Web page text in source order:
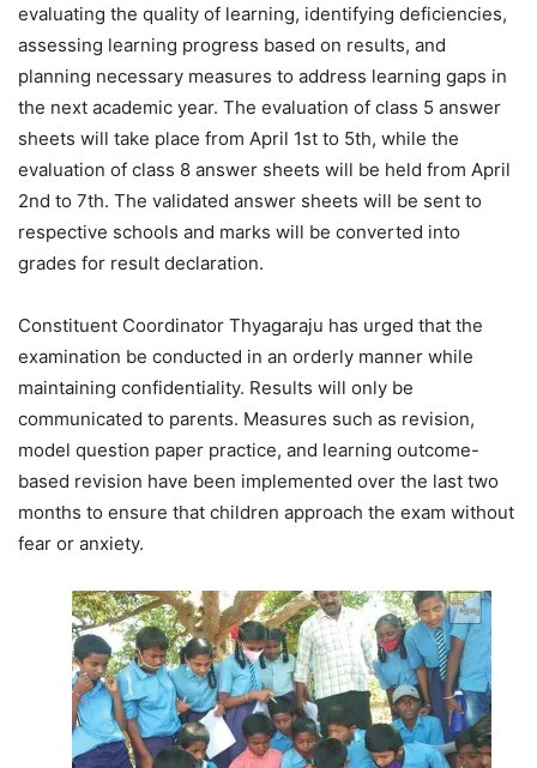
evaluating the quality of learning, identifying deficiencies,
assessing learning progress based on results, and
planning necessary measures to address learning gaps in
the next academic year. The evaluation of class 5 answer
sheets will take place from April 1st to 5th, while the
evaluation of class 8 answer sheets will be held from April
2nd to 7th. The validated answer sheets will be sent to
respective schools and marks will be converted into
grades for result declaration.
Constituent Coordinator Thyagaraju has urged that the
examination be conducted in an orderly manner while
maintaining confidentiality. Results will only be
communicated to parents. Measures such as revision,
model question paper practice, and learning outcome-
based revision have been implemented over the last two
months to ensure that children approach the exam without
fear or anxiety.